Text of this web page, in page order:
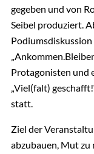
gegeben und von
Seibel produziert.
Protagonisten und
„Viel(falt)
statt.
Ziel der
abzubauen, Mut zu